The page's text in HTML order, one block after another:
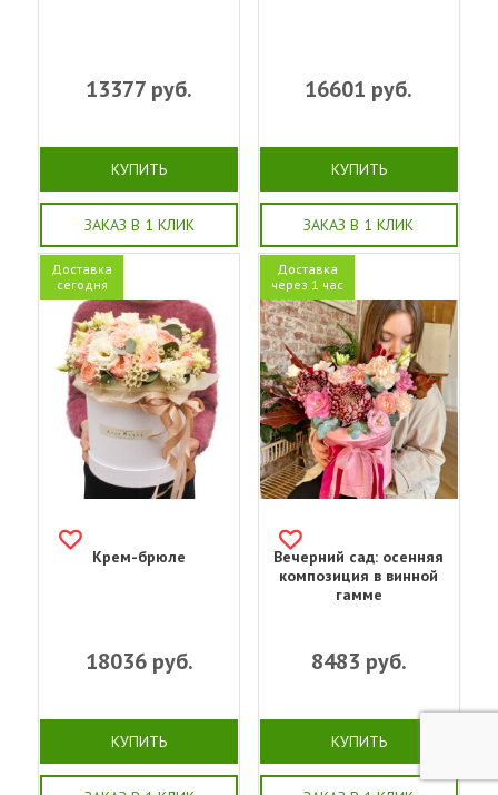
13377 руб.
КУПИТЬ
ЗАКАЗ В 1 КЛИК
16601 руб.
КУПИТЬ
ЗАКАЗ В 1 КЛИК
Доставка
сегодня
Крем-брюле
18036руб.
КУПИТЬ
Доставка
через 1 час
Вечерний сад: осенняя
композиция в винной
гамме
8483 руб.
КУПИТЬ